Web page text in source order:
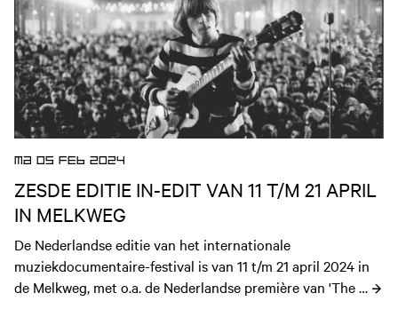
MA 05 FEB 2024
ZESDE EDITIE IN-EDIT VAN 11 T/M 21 APRIL
IN MELKWEG
﻿De Nederlandse editie van het internationale
muziekdocumentaire-festival is van 11 t/m 21 april 2024 in
de Melkweg, met o.a. de Nederlandse première van 'The